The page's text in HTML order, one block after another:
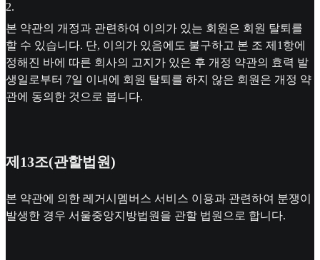
2.
본 약관의 개정과 관련하여 이의가 있는 회원은 회원 탈퇴를
할 수 있습니다. 단, 이의가 있음에도 불구하고 본 조 제1항에
정해진 바에 따른 회사의 고지가 있은 후 개정 약관의 효력 발
생일로부터 7일 이내에 회원 탈퇴를 하지 않은 회원은 개정 약
관에 동의한 것으로 봅니다.
제13조(관할법원)
본 약관에 의한 레거시멤버스 서비스 이용과 관련하여 분쟁이
발생한 경우 서울중앙지방법원을 관할 법원으로 합니다.